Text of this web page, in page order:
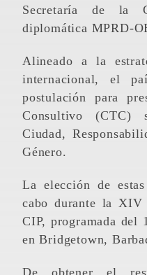
Secretaría de la
diplomática MPRD-
Alineado a la estrategia de posicionamiento
internacional, el
postulación para
Consultivo (CTC)
Ciudad,
Género.
La elección de estas dignidades se llevará a
cabo durante la XIV
CIP, programada del
en Bridgetown,
De obtener el respaldo de los Estados